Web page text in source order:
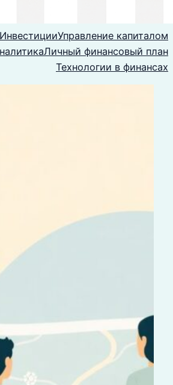
ИнвестицииУправление капиталом
Личный финансовый план
Технологии в финансах